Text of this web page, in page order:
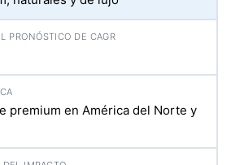
premium en América del Norte y